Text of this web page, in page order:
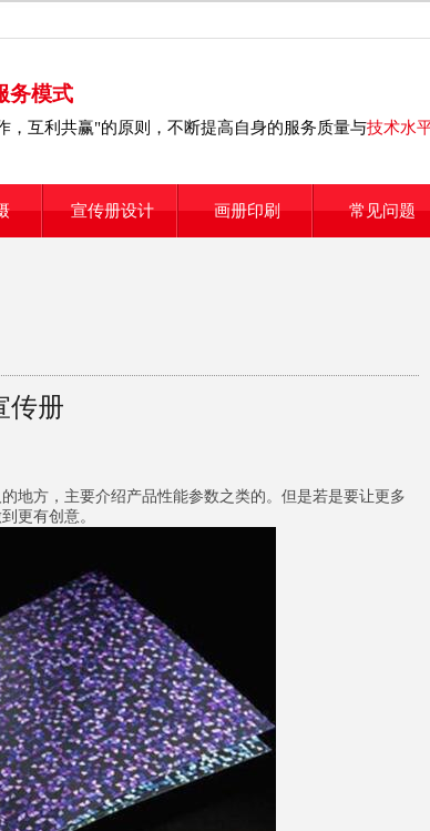
务模式
，互利共赢"的原则，不断提高自身的服务质量与技术水
宣传册设计 画册印刷 常见问题
传册
方，主要介绍产品性能参数之类的。但是若是要让更多
更有创意。